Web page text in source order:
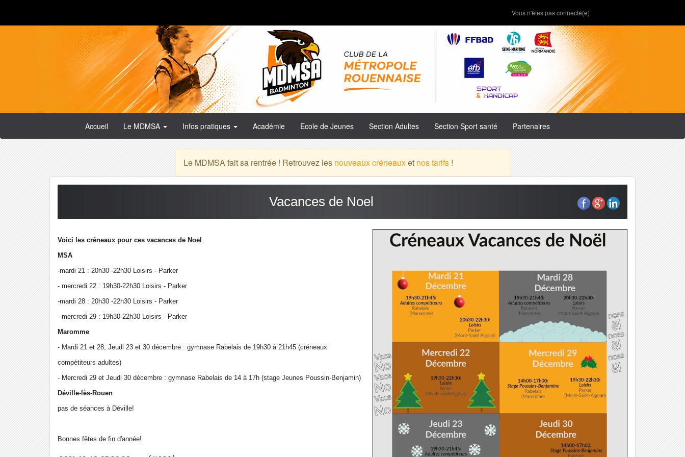
Vous n'êtes pas connecté(e)
Accueil Le MDMSA Infos pratiques Académie Ecole de Jeunes Section Adultes Section Sport santé Partenaires
Le MDMSA fait sa rentrée ! Retrouvez les nouveaux créneauxet nos tarifs!
Vacances de Noel
Voici les créneaux pour ces vacances de Noel
MSA
-mardi 21 : 20h30 -22h30 Loisirs - Parker
- mercredi 22 : 19h30-22h30 Loisirs - Parker
-mardi 28 : 20h30 -22h30 Loisirs - Parker
- mercredi 29 : 19h30-22h30 Loisirs - Parker
Maromme
- Mardi 21 et 28, Jeudi 23 et 30 décembre : gymnase Rabelais de 19h30 à 21h45 (créneaux
compétiteurs adultes)
- Mercredi 29 et Jeudi 30 décembre : gymnase Rabelais de 14 à 17h (stage Jeunes Poussin-Benjamin)
Déville-lès-Rouen
pas de séances à Déville!
Bonnes fêtes de fin d'année!